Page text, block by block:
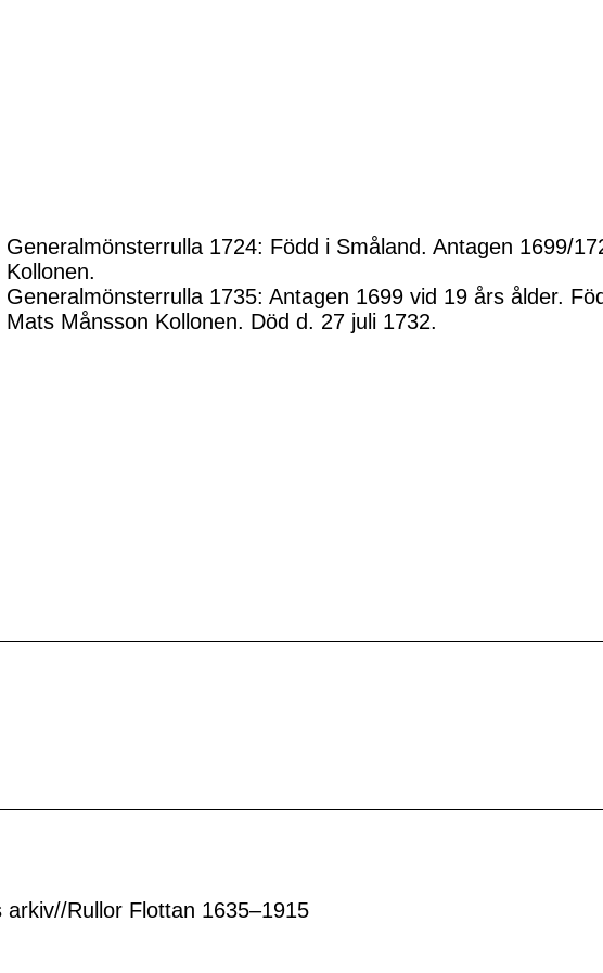
Generalmönsterrulla 1724: Född i Småland. Antagen 1699/
Kollonen.
Generalmönsterrulla 1735: Antagen 1699 vid 19 års ålder.
Mats Månsson Kollonen. Död d. 27 juli 1732.
arkiv//Rullor Flottan 1635–1915